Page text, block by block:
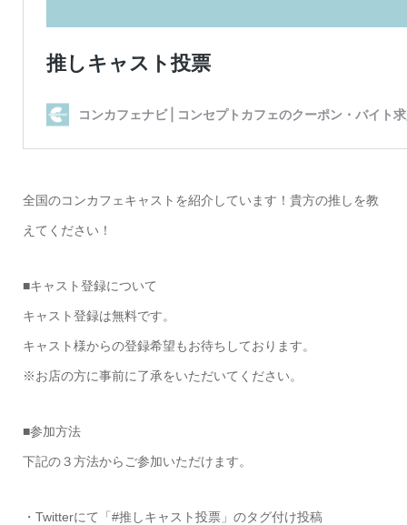
全国のコンカフェキャストを紹介しています！貴方の推しを教
えてください！
■キャスト登録について
キャスト登録は無料です。
キャスト様からの登録希望もお待ちしております。
※お店の方に事前に了承をいただいてください。
■参加方法
下記の３方法からご参加いただけます。
・Twitterにて「#推しキャスト投票」のタグ付け投稿